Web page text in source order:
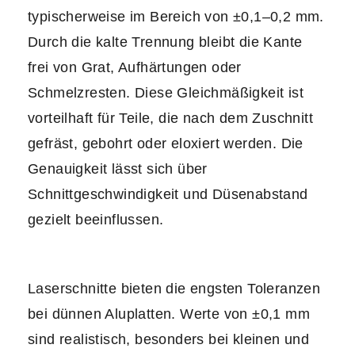
typischerweise im Bereich von ±0,1–0,2 mm.
Durch die kalte Trennung bleibt die Kante
frei von Grat, Aufhärtungen oder
Schmelzresten. Diese Gleichmäßigkeit ist
vorteilhaft für Teile, die nach dem Zuschnitt
gefräst, gebohrt oder eloxiert werden. Die
Genauigkeit lässt sich über
Schnittgeschwindigkeit und Düsenabstand
gezielt beeinflussen.
Laserschnitte bieten die engsten Toleranzen
bei dünnen Aluplatten. Werte von ±0,1 mm
sind realistisch, besonders bei kleinen und